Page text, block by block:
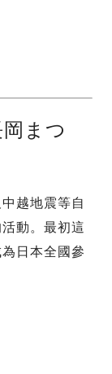
岡まつ
越地震等自
動。最初這
日本全國參